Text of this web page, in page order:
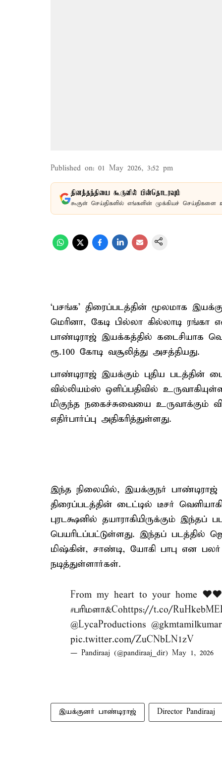
Published on: 01 May 2026, 3:52 pm
தினத்தந்தியை கூகுளில் பின்தொடரவும்
கூகுள் செய்திகளில் எங்களின் முக்கியச் செய்திகளை
‘பசங்க’ திரைப்படத்தின் மூலமாக
மெரினா, கேடி பில்லா கில்லாடி
பாண்டிராஜ் இயக்கத்தில் கடைசியாக
ரூ.100 கோடி வசூலித்து அசத்தியது.
பாண்டிராஜ் இயக்கும் புதிய படத்தின்
வில்லியம்ஸ் ஒளிப்பதிவில்
மிகுந்த நகைச்சுவையை உருவாக்கும்
எதிர்பார்ப்பு அதிகரித்துள்ளது.
இந்த நிலையில், இயக்குநர் பாண்டிராஜ்
திரைப்படத்தின் டைட்டில் டீசர்
புரடக்ஷனில் தயாராகியிருக்கும் இந்தப்
பெயரிடப்பட்டுள்ளது. இந்தப் படத்தில்
மிஷ்கின், சாண்டி, யோகி பாபு என பலர்
நடித்துள்ளார்கள்.
From my heart to your home
#பரிமளா&Cohttps://t.co/
@LycaProductions
pic.twitter.com/ZuCNbLN1zV
— Pandiraaj (@pandiraaj_dir) May 1, 2026
இயக்குனர் பாண்டிராஜ் Director Pandiraaj